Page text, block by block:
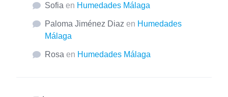
Sofia en Humedades Málaga
Paloma Jiménez Diaz en Humedades
Málaga
Rosa en Humedades Málaga